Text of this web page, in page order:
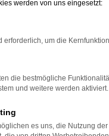
werden von uns eingesetzt:
erforderlich, um die
die bestmögliche
und weitere werden aktiviert.
es uns, die Nutzung